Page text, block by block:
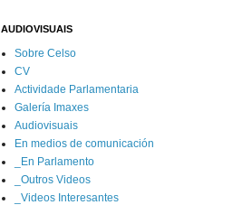
AUDIOVISUAIS
Sobre Celso
CV
Actividade Parlamentaria
Galería Imaxes
Audiovisuais
En medios de comunicación
_En Parlamento
_Outros Videos
_Videos Interesantes